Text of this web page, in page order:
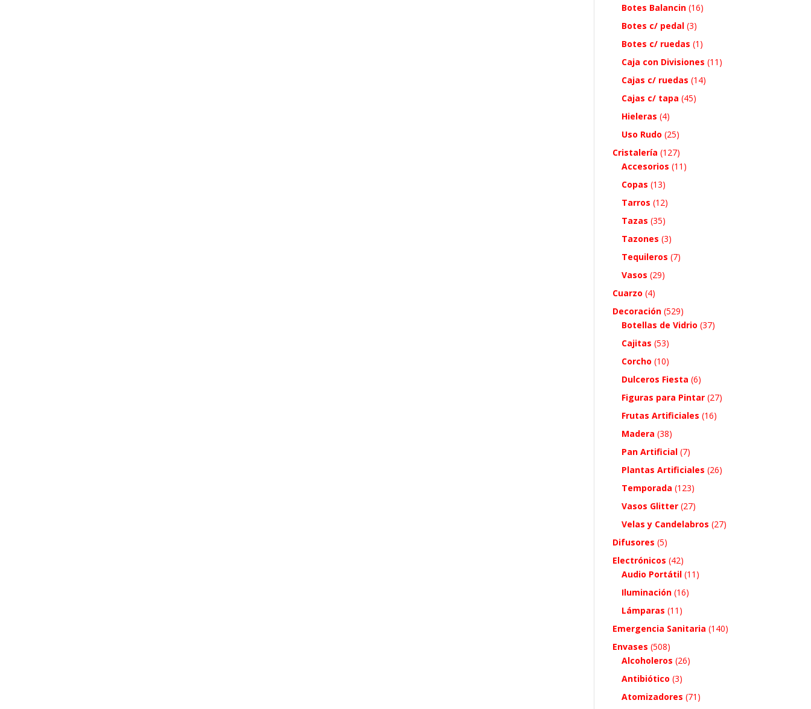
Botes Balancin (16)
Botes c/ pedal (3)
Botes c/ ruedas (1)
Caja con Divisiones (11)
Cajas c/ ruedas (14)
Cajas c/ tapa (45)
Hieleras (4)
Uso Rudo (25)
Cristalería (127)
Accesorios (11)
Copas (13)
Tarros (12)
Tazas (35)
Tazones (3)
Tequileros (7)
Vasos (29)
Cuarzo (4)
Decoración (529)
Botellas de Vidrio (37)
Cajitas (53)
Corcho (10)
Dulceros Fiesta (6)
Figuras para Pintar (27)
Frutas Artificiales (16)
Madera (38)
Pan Artificial (7)
Plantas Artificiales (26)
Temporada (123)
Vasos Glitter (27)
Velas y Candelabros (27)
Difusores (5)
Electrónicos (42)
Audio Portátil (11)
Iluminación (16)
Lámparas (11)
Emergencia Sanitaria (140)
Envases (508)
Alcoholeros (26)
Antibiótico (3)
Atomizadores (71)